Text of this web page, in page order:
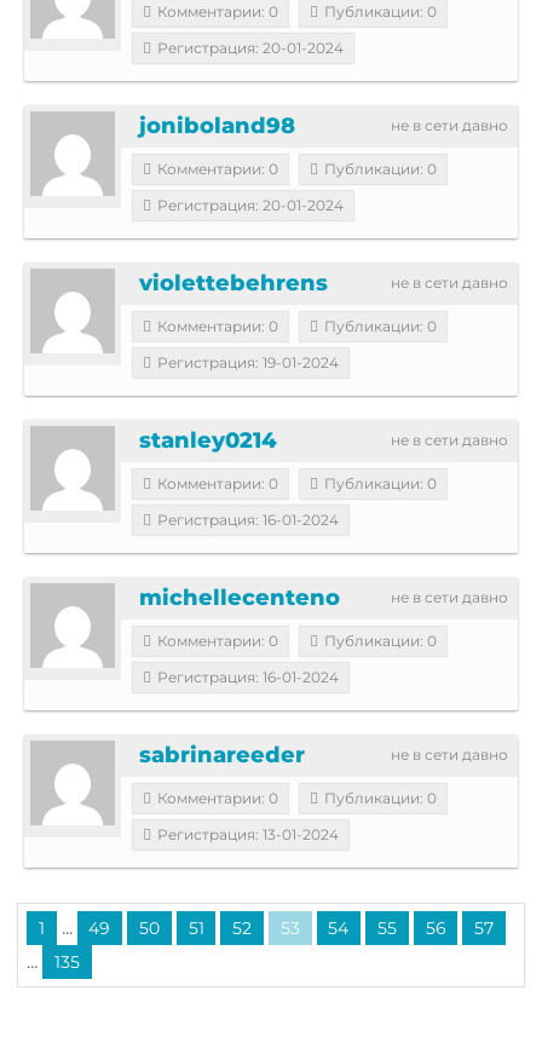
Комментарии: 0
Публикации: 0
Регистрация: 20-01-2024
не в сети давно
joniboland98
Комментарии: 0
Публикации: 0
Регистрация: 20-01-2024
не в сети давно
violettebehrens
Комментарии: 0
Публикации: 0
Регистрация: 19-01-2024
не в сети давно
stanley0214
Комментарии: 0
Публикации: 0
Регистрация: 16-01-2024
не в сети давно
michellecenteno
Комментарии: 0
Публикации: 0
Регистрация: 16-01-2024
не в сети давно
sabrinareeder
Комментарии: 0
Публикации: 0
Регистрация: 13-01-2024
1 ... 49 50 51 52 53 54 55 56 57
... 135